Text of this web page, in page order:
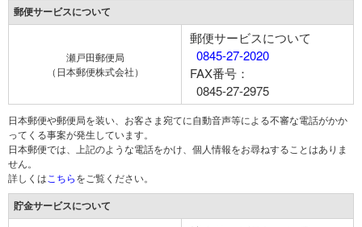
郵便サービスについて
瀬戸田郵便局
（日本郵便株式会社）
郵便サービスについて
0845-27-2020
FAX番号：
0845-27-2975
日本郵便や郵便局を装い、お客さま宛てに自動音声等による不審な電話がかか
ってくる事案が発生しています。
日本郵便では、上記のような電話をかけ、個人情報をお尋ねすることはありま
せん。
詳しくは こちらをご覧ください。
貯金サービスについて